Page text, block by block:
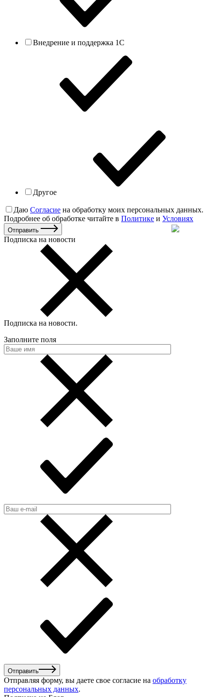
Внедрение и поддержка 1С
Другое
Даю Согласие на обработку моих персональных данных.
Подробнее об обработке читайте в Политике и Условиях
Отправить
Подписка на новости
Подписка на новости.
Заполните поля
Отправить
Отправляя форму, вы даете свое согласие на обработку
персональных данных.